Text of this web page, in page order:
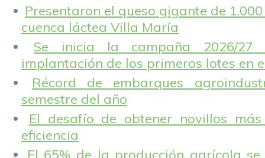
Presentaron el queso gigante de
cuenca láctea Villa María
Se inicia la campaña 2026/
implantación de los primeros lotes en
Récord de embarques
semestre del año
El desafío de obtener novillos
eficiencia
El 65% de la producción agrícola